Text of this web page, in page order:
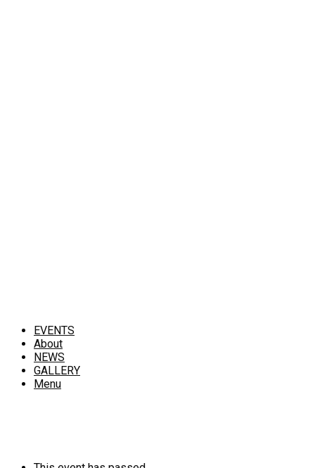
EVENTS
About
NEWS
GALLERY
Menu